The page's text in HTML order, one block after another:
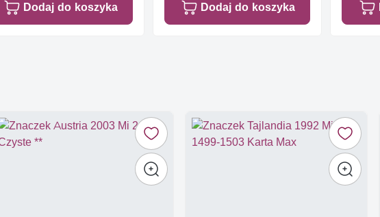
Dodaj do koszyka Dodaj do koszyka